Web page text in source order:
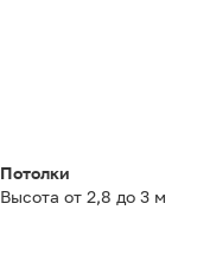
Потолки
Высота от 2,8 до 3 м